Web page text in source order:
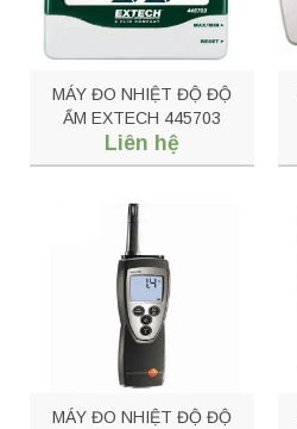
MÁY ĐO NHIỆT ĐỘ ĐỘ
ẨM EXTECH 445703
Liên hệ
MÁY ĐO NHIỆT ĐỘ ĐỘ